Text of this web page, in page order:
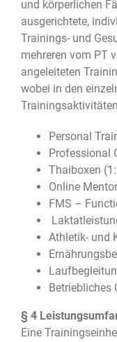
und körperlichen
ausgerichtete,
Trainings- und
mehreren vom PT
angeleiteten
wobei in den
Personal
Professional
Thaiboxen
Online
FMS –
Athletik- und
Betriebliches
§ 4
Eine